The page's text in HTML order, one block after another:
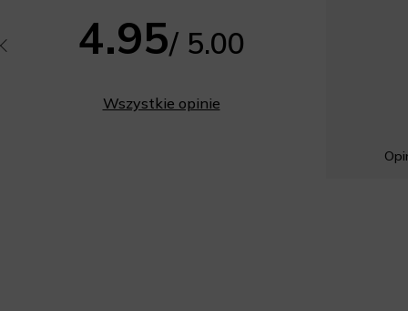
4.95/ 5.00
Wszystkie opinie